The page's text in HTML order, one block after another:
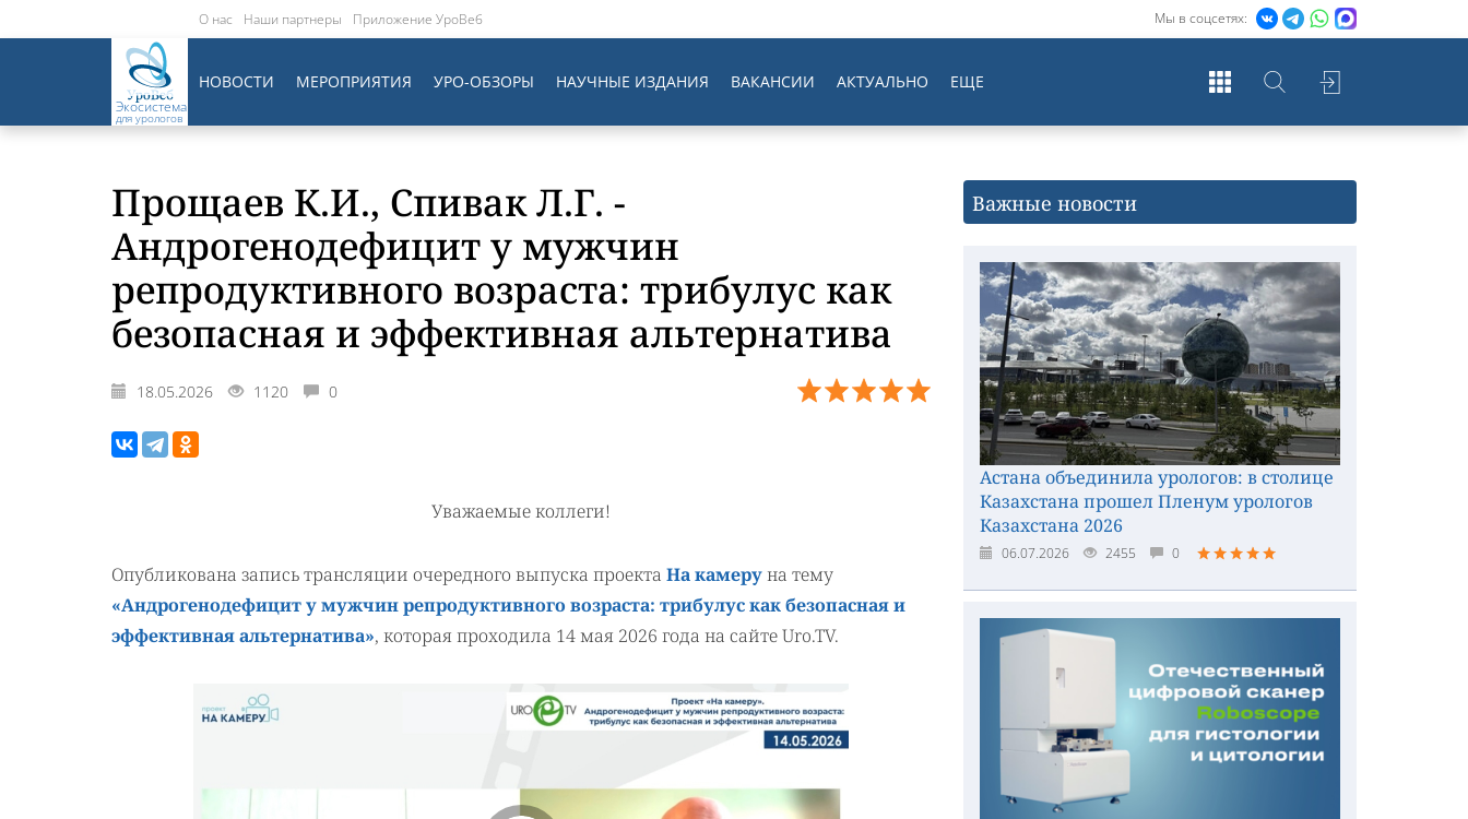
Мы в соцсетях:
О нас Наши партнеры Приложение УроВеб
Экосистема
для урологов
НОВОСТИ МЕРОПРИЯТИЯ УРО-ОБЗОРЫ НАУЧНЫЕ ИЗДАНИЯ ВАКАНСИИ АКТУАЛЬНО ЕЩЕ
Прощаев К.И., Спивак Л.Г. -
Андрогенодефицит у мужчин
репродуктивного возраста: трибулус как
безопасная и эффективная альтернатива
18.05.2026 1120 0
Уважаемые коллеги!
Опубликована запись трансляции очередного выпуска проекта На камеруна тему
«Андрогенодефицит у мужчин репродуктивного возраста: трибулус как безопасная и
эффективная альтернатива», которая проходила 14 мая 2026 года на сайте Uro.TV.
Важные новости
Астана объединила урологов: в столице
Казахстана прошел Пленум урологов
Казахстана 2026
06.07.2026 2455 0